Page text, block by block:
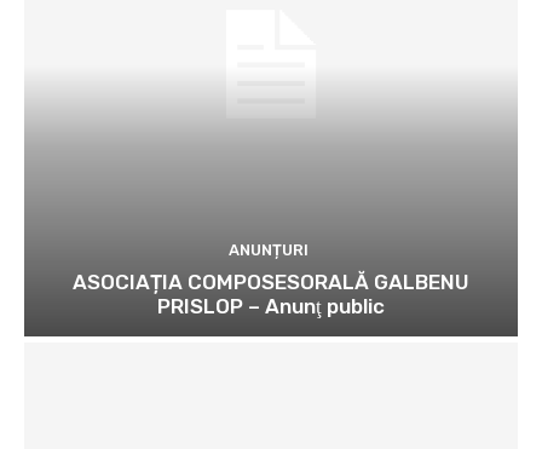
ANUNȚURI
ASOCIAȚIA COMPOSESORALĂ GALBENU
PRISLOP – Anunţ public